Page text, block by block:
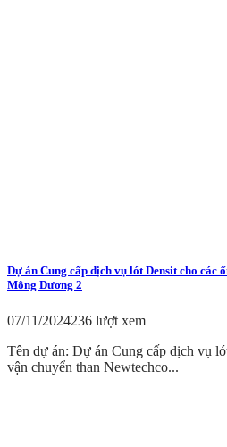
Dự án Cung cấp dịch vụ lót Densit cho các
Mông Dương 2
07/11/2024236 lượt xem
Tên dự án: Dự án Cung cấp dịch vụ
vận chuyển than Newtechco...